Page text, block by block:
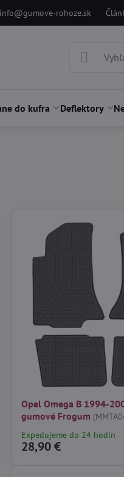
info@gumove-rohoze.sk
do kufra Deflektory
Opel Omega B 1994-
gumové Frogum
Expedujeme do 24 hodín
28,90 €